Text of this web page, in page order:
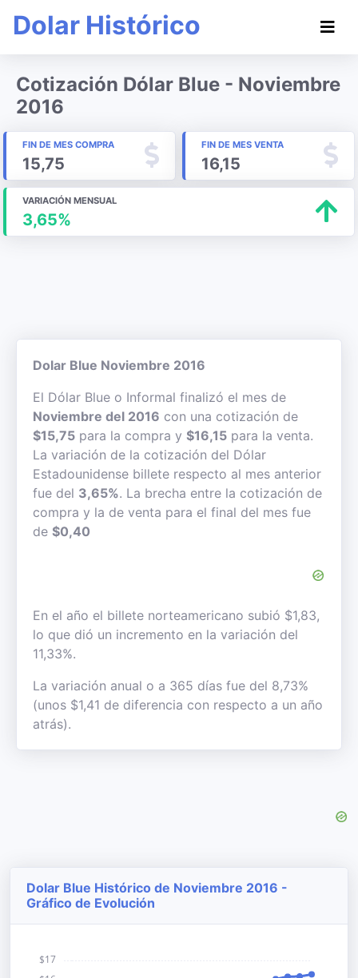
Dolar Histórico
Cotización Dólar Blue - Noviembre
2016
FIN DE MES COMPRA
15,75
FIN DE MES VENTA
16,15
VARIACIÓN MENSUAL
3,65%
Dolar Blue Noviembre 2016
El Dólar Blue o Informal finalizó el mes de
Noviembre del 2016 con una cotización de
$15,75 para la compra y $16,15 para la venta.
La variación de la cotización del Dólar
Estadounidense billete respecto al mes anterior
fue del 3,65%. La brecha entre la cotización de
compra y la de venta para el final del mes fue
de $0,40
En el año el billete norteamericano subió $1,83,
lo que dió un incremento en la variación del
11,33%.
La variación anual o a 365 días fue del 8,73%
(unos $1,41 de diferencia con respecto a un año
atrás).
Dolar Blue Histórico de Noviembre 2016 -
Gráfico de Evolución